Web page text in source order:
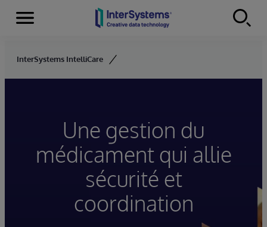
Skip to content
Menu
InterSystems IntelliCare
Une gestion du
médicament qui allie
sécurité et
coordination